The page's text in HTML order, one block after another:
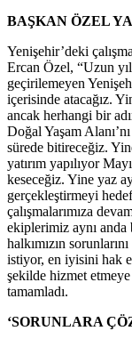
BAŞKAN ÖZEL
Yenişehir’deki
Ercan Özel, “Uzun
geçirilemeyen
içerisinde atacağız.
ancak herhangi bir
Doğal Yaşam
sürede bitireceğiz.
yatırım yapılıyor
keseceğiz. Yine yaz
gerçekleştirmeyi
çalışmalarımıza
ekiplerimiz aynı anda
halkımızın
istiyor, en iyisini hak
şekilde hizmet
tamamladı.
‘SORUNLARA